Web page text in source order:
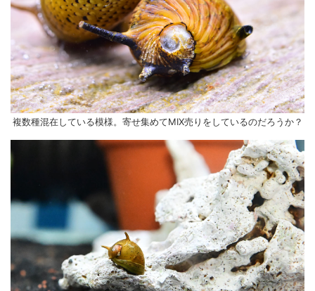
複数種混在している模様。寄せ集めてMIX売りをしているのだろうか？